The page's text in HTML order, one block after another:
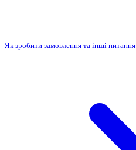
Як зробити замовлення та інші питання